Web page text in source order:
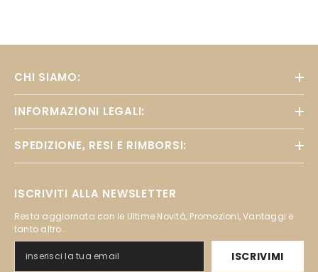
CHI SIAMO:
INFORMAZIONI LEGALI:
SPEDIZIONE, RESI E RIMBORSI:
ISCRIVITI ALLA NEWSLETTER
Resta aggiornata con le Ultime Novità, Promozioni, Vantaggi e
tanto altro..
ISCRIVIMI